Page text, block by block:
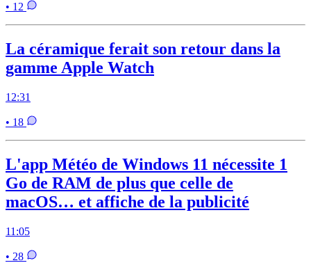
• 12
La céramique ferait son retour dans la
gamme Apple Watch
12:31
• 18
L'app Météo de Windows 11 nécessite 1
Go de RAM de plus que celle de
macOS… et affiche de la publicité
11:05
• 28